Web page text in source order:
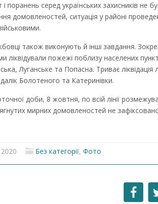
поранень серед українських захисників не
домовленостей, ситуація у районі
також виконують й інші завдання.
ліквідували пожежі поблизу населених
Луганське та Попасна. Триває ліквідація
Болотеного та Катеринівки.
доби, 8 жовтня, по всій лінії
мирних домовленостей не
Без категорії, Фото